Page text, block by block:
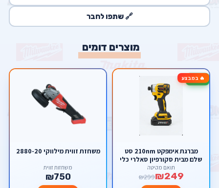
🔗 שתפו לחבר
מוצרים דומים
🔥 במבצע-17%
מברגת אימפקט 210nm סט
שלם מבית סקורפיון סאלרי כלי
עבודה
תואם מקיטה
₪249
₪299
משחזת זווית מילווקי 2880-20
משחזות זווית
₪750